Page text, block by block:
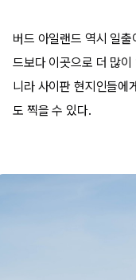
버드 아일랜드 역시 일
드보다 이곳으로 더 많
니라 사이판 현지인들에
도 찍을 수 있다.